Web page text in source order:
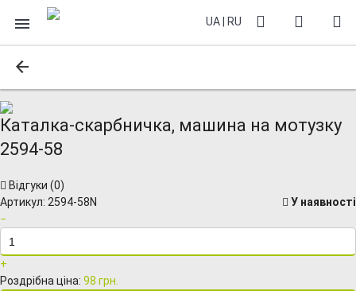
UA RU
Каталка-скарбничка, машина на мотузку
2594-58
Відгуки (0)
Артикул: 2594-58N
У наявності
−
+
Роздрібна ціна: 98 грн.